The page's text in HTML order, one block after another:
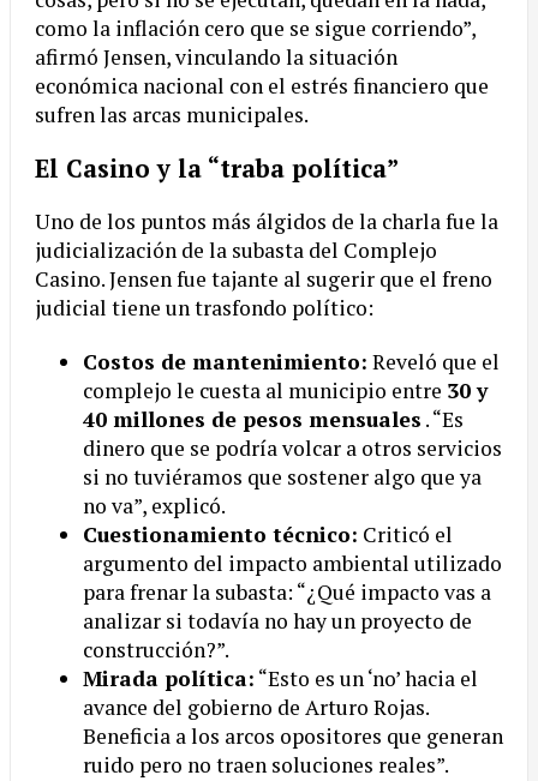
como la inflación cero que se sigue corriendo”,
afirmó Jensen, vinculando la situación
económica nacional con el estrés financiero que
sufren las arcas municipales.
El Casino y la “traba política”
Uno de los puntos más álgidos de la charla fue la
judicialización de la subasta del Complejo
Casino. Jensen fue tajante al sugerir que el freno
judicial tiene un trasfondo político:
Costos de mantenimiento: Reveló que el
complejo le cuesta al municipio entre 30 y
40 millones de pesos mensuales . “Es
dinero que se podría volcar a otros servicios
si no tuviéramos que sostener algo que ya
no va”, explicó.
Cuestionamiento técnico: Criticó el
argumento del impacto ambiental utilizado
para frenar la subasta: “¿Qué impacto vas a
analizar si todavía no hay un proyecto de
construcción?”.
Mirada política: “Esto es un ‘no’ hacia el
avance del gobierno de Arturo Rojas.
Beneficia a los arcos opositores que generan
ruido pero no traen soluciones reales”.